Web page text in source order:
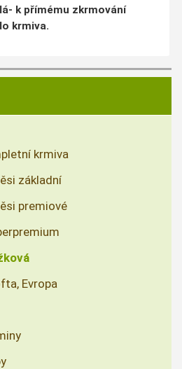
k přímému zkrmování
krmiva.
krmiva
základní
premiové
Evropa